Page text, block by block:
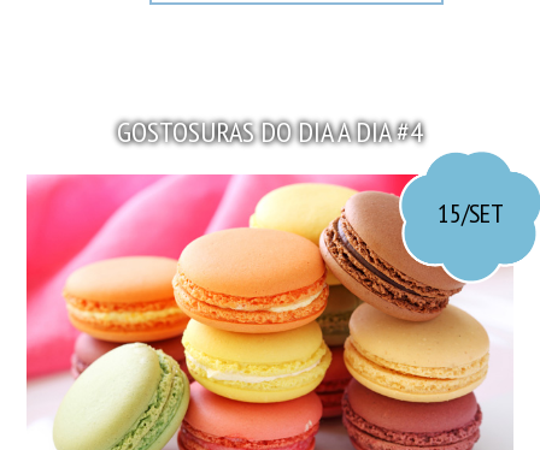
Esse cheesecake arco-íris vocês não encontrarão em
nenhum lugar, já que fui eu que fiz hehe. Mas deu
tanto trabalho e ficou tão bom e fofinho, que tinha
que compartilhar aqui. ♥
GOSTOSURAS DO DIA A DIA #4
15/SET